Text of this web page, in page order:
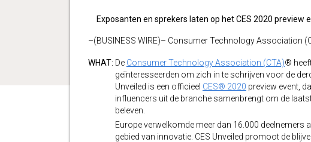
Exposanten en sprekers laten op het CES 2020
–(BUSINESS WIRE)– Consumer Technology Association
WHAT: De Consumer Technology Association (CTA)®
geïnteresseerden om zich in te schrijven voor de
Unveiled is een officieel CES® 2020 preview event,
influencers uit de branche samenbrengt om de
beleven.
Europe verwelkomde meer dan 16.000 deelnemers
gebied van innovatie. CES Unveiled promoot de